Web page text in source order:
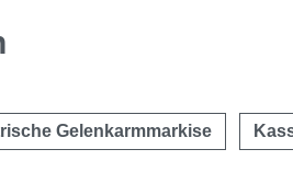
Gelenkarmmarkise